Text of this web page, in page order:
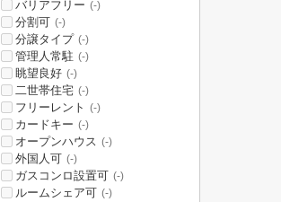
バリアフリー (-)
分割可 (-)
分譲タイプ (-)
管理人常駐 (-)
眺望良好 (-)
二世帯住宅 (-)
フリーレント (-)
カードキー (-)
オープンハウス (-)
外国人可 (-)
ガスコンロ設置可 (-)
ルームシェア可 (-)